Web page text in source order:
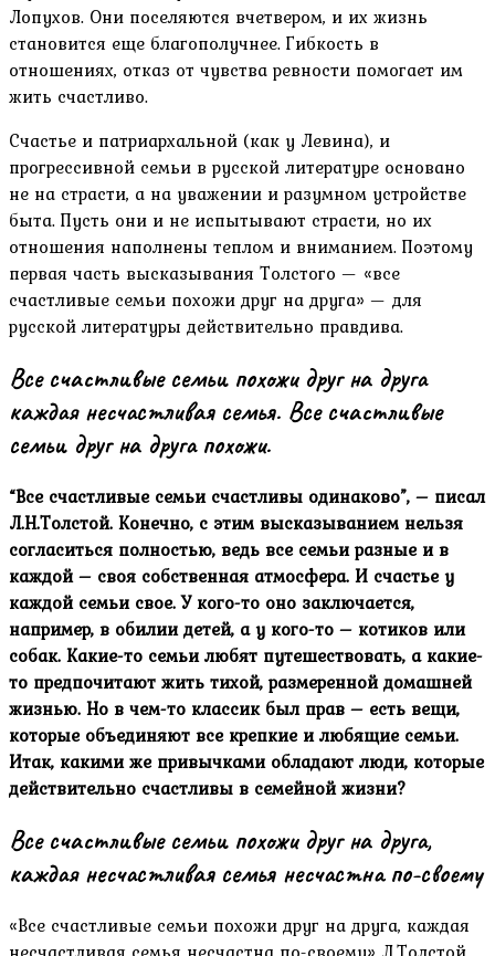
Лопухов. Они поселяются вчетвером, и их жизнь
становится еще благополучнее. Гибкость в
отношениях, отказ от чувства ревности помогает им
жить счастливо.
Счастье и патриархальной (как у Левина), и
прогрессивной семьи в русской литературе основано
не на страсти, а на уважении и разумном устройстве
быта. Пусть они и не испытывают страсти, но их
отношения наполнены теплом и вниманием. Поэтому
первая часть высказывания Толстого — «все
счастливые семьи похожи друг на друга» — для
русской литературы действительно правдива.
Все счастливые семьи похожи друг на друга
каждая несчастливая семья. Все счастливые
семьи друг на друга похожи.
“Все счастливые семьи счастливы одинаково”, – писал
Л.Н.Толстой. Конечно, с этим высказыванием нельзя
согласиться полностью, ведь все семьи разные и в
каждой – своя собственная атмосфера. И счастье у
каждой семьи свое. У кого-то оно заключается,
например, в обилии детей, а у кого-то – котиков или
собак. Какие-то семьи любят путешествовать, а какие-
то предпочитают жить тихой, размеренной домашней
жизнью. Но в чем-то классик был прав – есть вещи,
которые объединяют все крепкие и любящие семьи.
Итак, какими же привычками обладают люди, которые
действительно счастливы в семейной жизни?
Все счастливые семьи похожи друг на друга,
каждая несчастливая семья несчастна по-своему
«Все счастливые семьи похожи друг на друга, каждая